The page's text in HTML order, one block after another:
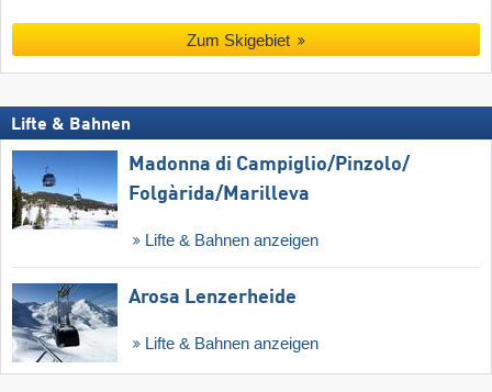
Zum Skigebiet
Lifte & Bahnen
Madonna di Campiglio/​Pinzolo/​
Folgàrida/​Marilleva
Lifte & Bahnen anzeigen
Arosa Lenzerheide
Lifte & Bahnen anzeigen